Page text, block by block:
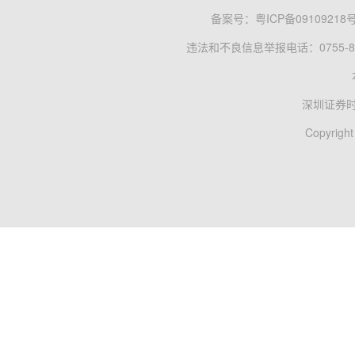
备案号： 粤ICP备09109218
违法和不良信息举报电话：0755-
深圳证券